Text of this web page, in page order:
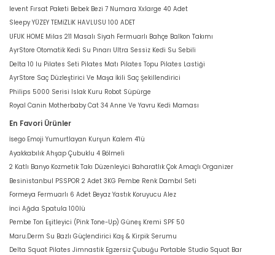
levent Fırsat Paketi Bebek Bezi 7 Numara Xxlarge 40 Adet
Sleepy YÜZEY TEMİZLİK HAVLUSU 100 ADET
UFUK HOME Milas 211 Masalı Siyah Fermuarlı Bahçe Balkon Takımı
AyrStore Otomatik Kedi Su Pınarı Ultra Sessiz Kedi Su Sebili
Delta 10 lu Pilates Seti Pilates Matı Pilates Topu Pilates Lastiği
AyrStore Saç Düzleştirici Ve Maşa İkili Saç Şekillendirici
Philips 5000 Serisi Islak Kuru Robot Süpürge
Royal Canin Motherbaby Cat 34 Anne Ve Yavru Kedi Maması
En Favori Ürünler
İsego Emoji Yumurtlayan Kurşun Kalem 4'lü
Ayakkabılık Ahşap Çubuklu 4 Bölmeli
2 Katlı Banyo Kozmetik Takı Düzenleyici Baharatlık Çok Amaçlı Organizer
Besinistanbul PSSPOR 2 Adet 3KG Pembe Renk Dambıl Seti
Formeya Fermuarlı 6 Adet Beyaz Yastık Koruyucu Alez
İnci Ağda Spatula 100lü
Pembe Ton Eşitleyici (Pink Tone-Up) Güneş Kremi SPF 50
Maru.Derm Su Bazlı Güçlendirici Kaş & Kirpik Serumu
Delta Squat Pilates Jimnastik Egzersiz Çubuğu Portable Studio Squat Bar